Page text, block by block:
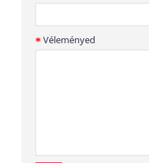
Véleményed